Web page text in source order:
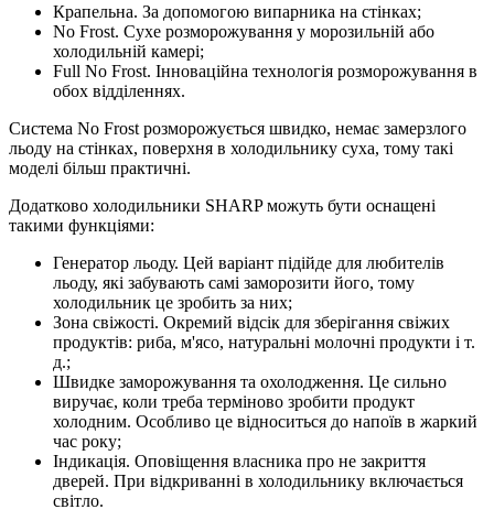
Крапельна. За допомогою випарника на стінках;
No Frost. Сухе розморожування у морозильній або
холодильній камері;
Full No Frost. Інноваційна технологія розморожування в
обох відділеннях.
Система No Frost розморожується швидко, немає замерзлого
льоду на стінках, поверхня в холодильнику суха, тому такі
моделі більш практичні.
Додатково холодильники SHARP можуть бути оснащені
такими функціями:
Генератор льоду. Цей варіант підійде для любителів
льоду, які забувають самі заморозити його, тому
холодильник це зробить за них;
Зона свіжості. Окремий відсік для зберігання свіжих
продуктів: риба, м'ясо, натуральні молочні продукти і т.
д.;
Швидке заморожування та охолодження. Це сильно
виручає, коли треба терміново зробити продукт
холодним. Особливо це відноситься до напоїв в жаркий
час року;
Індикація. Оповіщення власника про не закриття
дверей. При відкриванні в холодильнику включається
світло.